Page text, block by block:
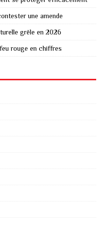
une amende
grêle en 2026
rouge en chiffres